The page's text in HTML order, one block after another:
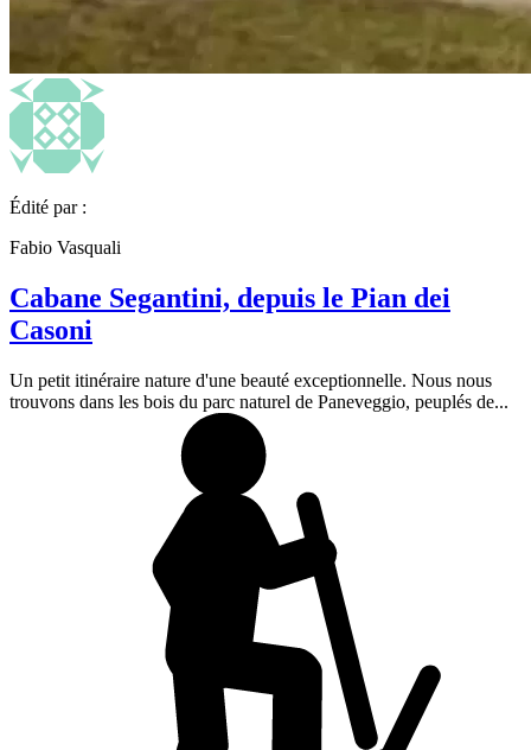
Édité par :
Fabio Vasquali
Cabane Segantini, depuis le Pian dei
Casoni
Un petit itinéraire nature d'une beauté exceptionnelle. Nous nous
trouvons dans les bois du parc naturel de Paneveggio, peuplés de...